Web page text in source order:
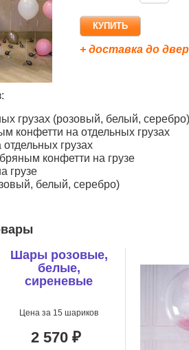
+ доставка до
грузах (розовый, белый, серебро)
конфетти на отдельных грузах
грузах
конфетти на грузе
грузе
белый, серебро)
Шары розовые,
белые,
сиреневые
Цена за 15 шариков
2 570 ₽